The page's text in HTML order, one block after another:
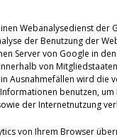
Webanalysedienst der
der Benutzung der
Server von Google in
von
Ausnahmefällen wird die
benutzen,
der Internetnutzung
von Ihrem Browser